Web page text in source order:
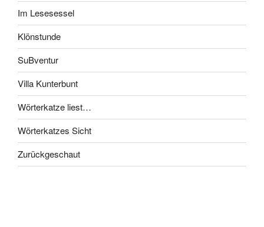
Im Lesesessel
Klönstunde
SuBventur
Villa Kunterbunt
Wörterkatze liest…
Wörterkatzes Sicht
Zurückgeschaut